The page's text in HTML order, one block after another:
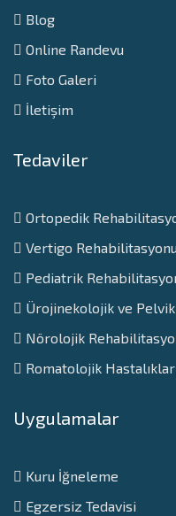
Blog
Online Randevu
Foto Galeri
İletişim
Tedaviler
Ortopedik
Vertigo Rehabilitasyonu
Pediatrik
Ürojinekolojik ve
Nörolojik
Romatolojik Hastalıklar
Uygulamalar
Kuru İğneleme
⁠Egzersiz Tedavisi